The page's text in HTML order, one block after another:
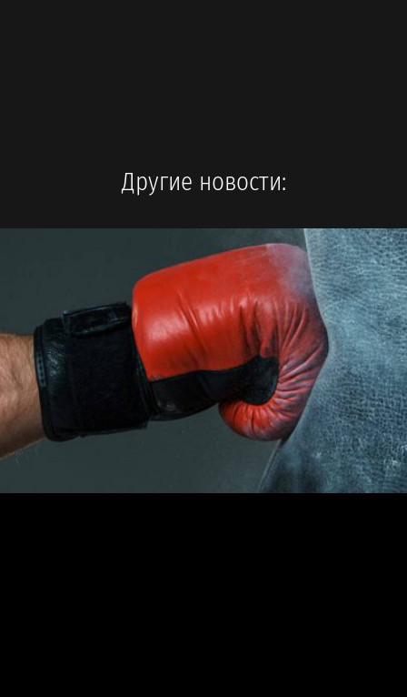
Другие новости: